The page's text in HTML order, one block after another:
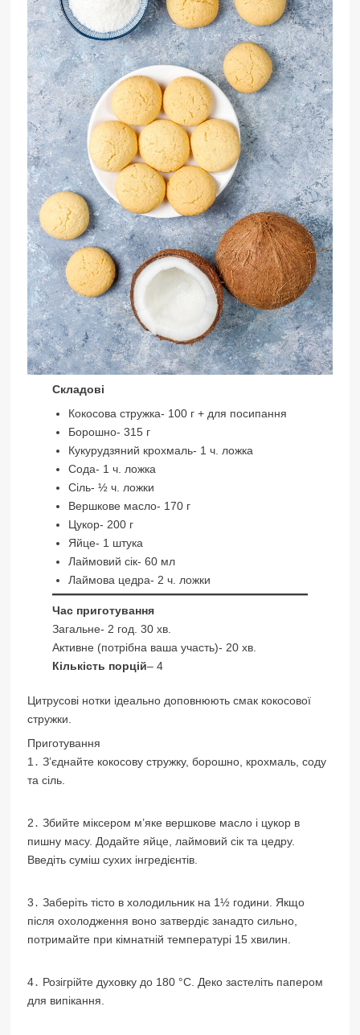
Складові
Кокосова стружка- 100 г + для посипання
Борошно- 315 г
Кукурудзяний крохмаль- 1 ч. ложка
Сода- 1 ч. ложка
Сіль- ½ ч. ложки
Вершкове масло- 170 г
Цукор- 200 г
Яйце- 1 штука
Лаймовий сік- 60 мл
Лаймова цедра- 2 ч. ложки
Час приготування
Загальне- 2 год. 30 хв.
Активне (потрібна ваша участь)- 20 хв.
Кількість порцій– 4
Цитрусові нотки ідеально доповнюють смак кокосової
стружки.
Приготування
1․ З’єднайте кокосову стружку, борошно, крохмаль, соду
та сіль.
2․ Збийте міксером м’яке вершкове масло і цукор в
пишну масу. Додайте яйце, лаймовий сік та цедру.
Введіть суміш сухих інгредієнтів.
3․ Заберіть тісто в холодильник на 1½ години. Якщо
після охолодження воно затвердіє занадто сильно,
потримайте при кімнатній температурі 15 хвилин.
4․ Розігрійте духовку до 180 °C. Деко застеліть папером
для випікання.